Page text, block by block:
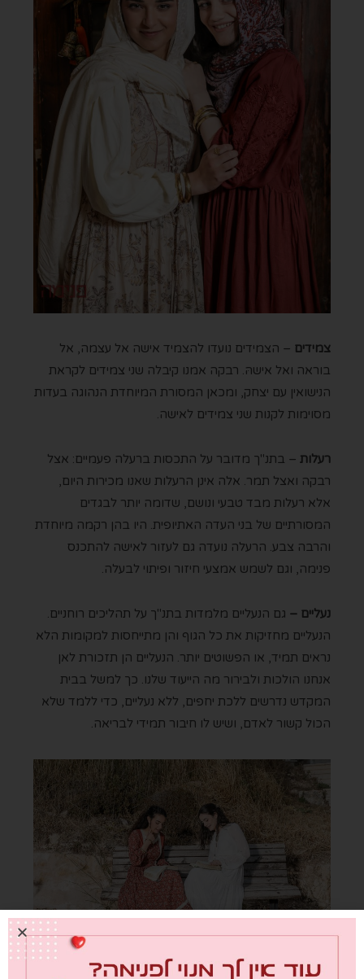
צמידים – הצמידים נועדו להצמיד אישה אל עצמה, אל
בוראה ואל אישהּ. רבקה אמנו קיבלה שני צמידים לקראת
הנישואין עם יצחק, ומכאן המסורת המיוחדת הנהוגה בעדות
מסוימות לקנות שני צמידים לאישה.
רעלות– בתנ"ך מדובר על התכסות ברעלה פעמיים: אצל
רבקה ואצל תמר. אלה אינן הרעלות שאנו מכירות היום,
אלא רעלות מבד טבעי ונושם, שדומה יותר לבגדים
המסורתיים של בני העדה האתיופית. היו בהן רקמה מיוחדת
והרבה צבע. הרעלה נועדה גם לעזור לאישה להתכנס
פנימה, וגם לשמש אמצעי חיזור ופיתוי לבעלה.
נעליים – גם הנעליים מלמדות בתנ"ך על תהליכים רוחניים.
הנעליים מחזיקות את כל הגוף והן מתייחסות למקומות הלא
נראים תמיד, או הפשוטים יותר. הנעליים הן תזכורת לאן
אנחנו הולכות ולבירור מה הייעוד שלנו. כך למשל בבית
המקדש נדרשים ללכת יחפים, ללא נעליים, כדי ללמד שלא
הכול קשור לאדם, ושיש לו חיבור תמידי לבריאה.